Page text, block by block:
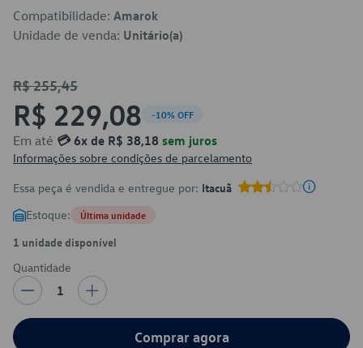
Compatibilidade: Amarok
Unidade de venda: Unitário(a)
R$ 255,45
R$ 229,08 -10% OFF
Em até 💳 6x de R$ 38,18 sem juros
Informações sobre condições de parcelamento
Essa peça é vendida e entregue por: Itacuã
Estoque: Última unidade
1 unidade disponível
Quantidade
1
Comprar agora